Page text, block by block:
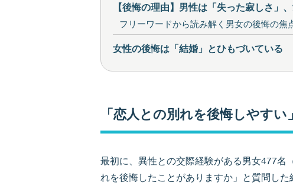
【後悔の理由】男性は「失った寂しさ」
フリーワードから読み解く男女の後悔の焦
女性の後悔は「結婚」とひもづいている
「恋人との別れを後悔しやすい
最初に、異性との交際経験がある男女477名
れを後悔したことがありますか」と質問した